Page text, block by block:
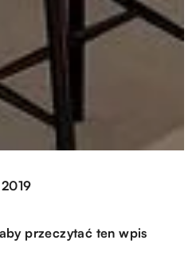
przeczytać ten wpis